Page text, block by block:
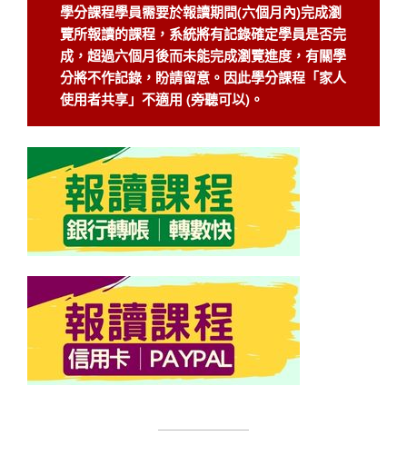
學分課程學員需要於報讀期間(六個月內)完成瀏
覽所報讀的課程，系統將有記錄確定學員是否完
成，超過六個月後而未能完成瀏覽進度，有關學
分將不作記錄，盼請留意。因此學分課程「家人
使用者共享」不適用 (旁聽可以)。